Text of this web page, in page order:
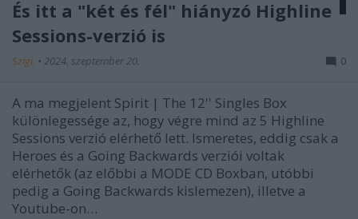
És itt a "két és fél" hiányzó Highline
Sessions-verzió is
Szigi. • 2024. szeptember 20. 0
A ma megjelent Spirit | The 12'' Singles Box
különlegessége az, hogy végre mind az 5 Highline
Sessions verzió elérhető lett. Ismeretes, eddig csak a
Heroes és a Going Backwards verziói voltak
elérhetők (az előbbi a MODE CD Boxban, utóbbi
pedig a Going Backwards kislemezen), illetve a
Youtube-on…